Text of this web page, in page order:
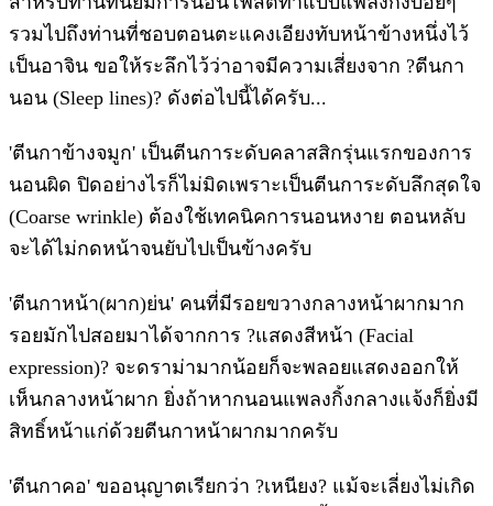
รวมไปถึงท่านที่ชอบตอนตะแคงเอียงทับหน้าข้างหนึ่งไว้
เป็นอาจิน ขอให้ระลึกไว้ว่าอาจมีความเสี่ยงจาก ?ตีนกา
นอน (Sleep lines)? ดังต่อไปนี้ได้ครับ...
'ตีนกาข้างจมูก' เป็นตีนการะดับคลาสสิกรุ่นแรกของการ
นอนผิด ปิดอย่างไรก็ไม่มิดเพราะเป็นตีนการะดับลึกสุดใจ
(Coarse wrinkle) ต้องใช้เทคนิคการนอนหงาย ตอนหลับ
จะได้ไม่กดหน้าจนยับไปเป็นข้างครับ
'ตีนกาหน้า(ผาก)ย่น' คนที่มีรอยขวางกลางหน้าผากมาก
รอยมักไปสอยมาได้จากการ ?แสดงสีหน้า (Facial
expression)? จะดราม่ามากน้อยก็จะพลอยแสดงออกให้
เห็นกลางหน้าผาก ยิ่งถ้าหากนอนแพลงกิ้งกลางแจ้งก็ยิ่งมี
สิทธิ์หน้าแก่ด้วยตีนกาหน้าผากมากครับ
'ตีนกาคอ' ขออนุญาตเรียกว่า ?เหนียง? แม้จะเลี่ยงไม่เกิด